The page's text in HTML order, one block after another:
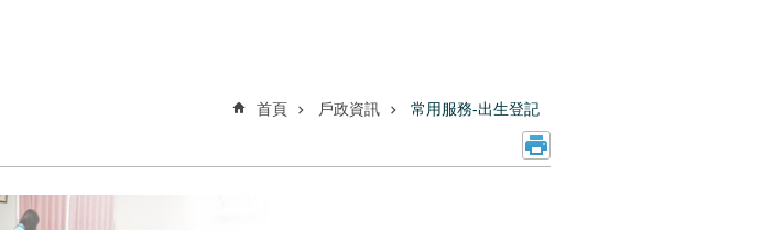
首頁 戶政資訊 常用服務-出生登記